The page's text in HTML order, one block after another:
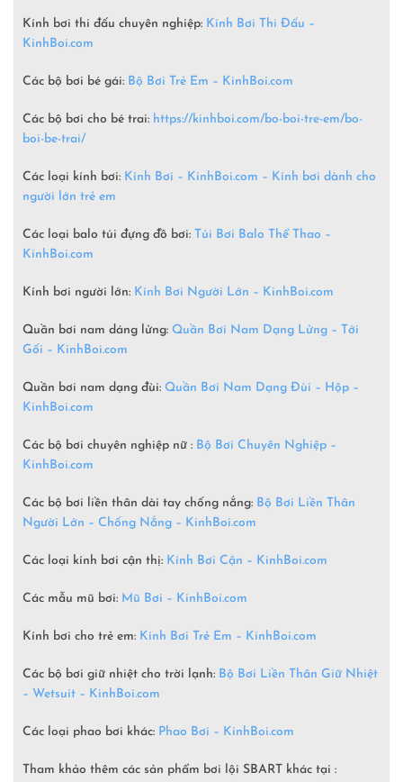
Kính bơi thi đấu chuyên nghiệp: Kính Bơi Thi Đấu –
KinhBoi.com
Các bộ bơi bé gái: Bộ Bơi Trẻ Em – KinhBoi.com
Các bộ bơi cho bé trai: https://kinhboi.com/bo-boi-tre-em/bo-
boi-be-trai/
Các loại kính bơi: Kính Bơi – KinhBoi.com – Kính bơi dành cho
người lớn trẻ em
Các loại balo túi đựng đồ bơi: Túi Bơi Balo Thể Thao –
KinhBoi.com
Kính bơi người lớn: Kính Bơi Người Lớn – KinhBoi.com
Quần bơi nam dáng lửng: Quần Bơi Nam Dạng Lửng – Tới
Gối – KinhBoi.com
Quần bơi nam dạng đùi: Quần Bơi Nam Dạng Đùi – Hộp –
KinhBoi.com
Các bộ bơi chuyên nghiệp nữ : Bộ Bơi Chuyên Nghiệp –
KinhBoi.com
Các bộ bơi liền thân dài tay chống nắng: Bộ Bơi Liền Thân
Người Lớn – Chống Nắng – KinhBoi.com
Các loại kính bơi cận thị: Kính Bơi Cận – KinhBoi.com
Các mẫu mũ bơi: Mũ Bơi – KinhBoi.com
Kính bơi cho trẻ em: Kính Bơi Trẻ Em – KinhBoi.com
Các bộ bơi giữ nhiệt cho trời lạnh: Bộ Bơi Liền Thân Giữ Nhiệt
– Wetsuit – KinhBoi.com
Các loại phao bơi khác: Phao Bơi – KinhBoi.com
Tham khảo thêm các sản phẩm bơi lội SBART khác tại :